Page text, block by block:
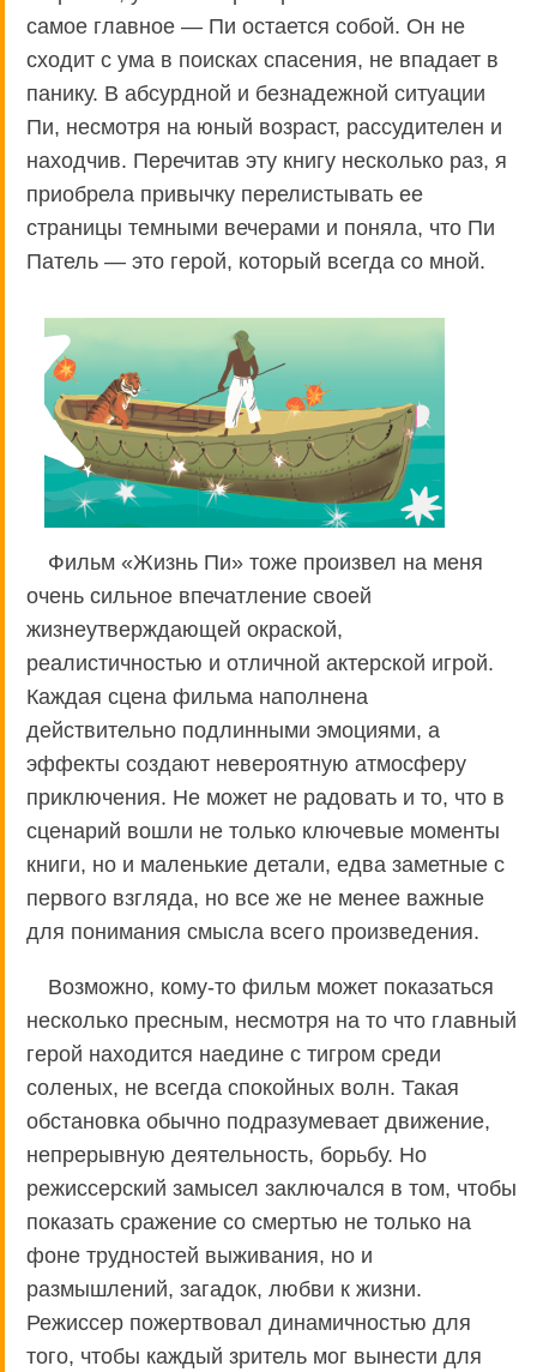
самое главное — Пи остается собой. Он не
сходит с ума в поисках спасения, не впадает в
панику. В абсурдной и безнадежной ситуации
Пи, несмотря на юный возраст, рассудителен и
находчив. Перечитав эту книгу несколько раз, я
приобрела привычку перелистывать ее
страницы темными вечерами и поняла, что Пи
Патель — это герой, который всегда со мной.
Фильм «Жизнь Пи» тоже произвел на меня
очень сильное впечатление своей
жизнеутверждающей окраской,
реалистичностью и отличной актерской игрой.
Каждая сцена фильма наполнена
действительно подлинными эмоциями, а
эффекты создают невероятную атмосферу
приключения. Не может не радовать и то, что в
сценарий вошли не только ключевые моменты
книги, но и маленькие детали, едва заметные с
первого взгляда, но все же не менее важные
для понимания смысла всего произведения.
Возможно, кому-то фильм может показаться
несколько пресным, несмотря на то что главный
герой находится наедине с тигром среди
соленых, не всегда спокойных волн. Такая
обстановка обычно подразумевает движение,
непрерывную деятельность, борьбу. Но
режиссерский замысел заключался в том, чтобы
показать сражение со смертью не только на
фоне трудностей выживания, но и
размышлений, загадок, любви к жизни.
Режиссер пожертвовал динамичностью для
того, чтобы каждый зритель мог вынести для